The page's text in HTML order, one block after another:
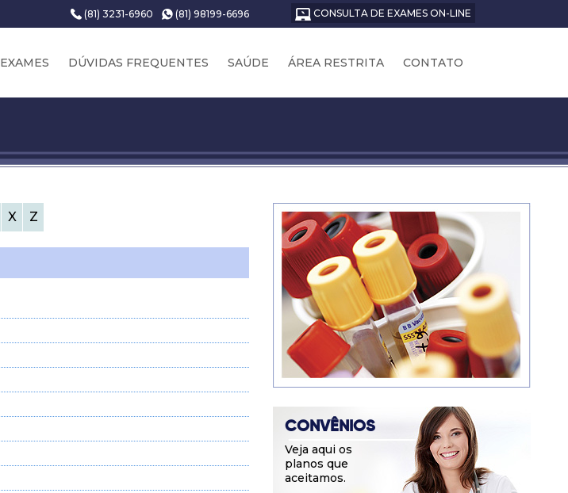
(81) 3231-6960 (81) 98199-6696 CONSULTA DE EXAMES ON-LINE
EXAMES DÚVIDAS FREQUENTES SAÚDE ÁREA RESTRITA CONTATO
X Z
CONVÊNIOS
Veja aqui os
planos que
aceitamos.